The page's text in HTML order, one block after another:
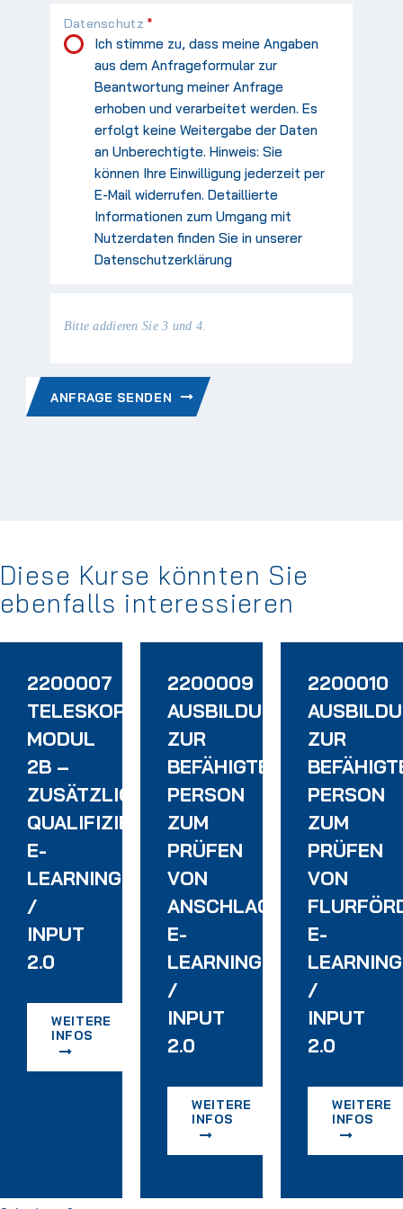
Pflichtfeld
Datenschutz *
Ich stimme zu, dass meine Angaben
aus dem Anfrageformular zur
Beantwortung meiner Anfrage
erhoben und verarbeitet werden. Es
erfolgt keine Weitergabe der Daten
an Unberechtigte. Hinweis: Sie
können Ihre Einwilligung jederzeit per
E-Mail widerrufen. Detaillierte
Informationen zum Umgang mit
Nutzerdaten finden Sie in unserer
Datenschutzerklärung
Bitte addieren Sie 3 und 4.
ANFRAGE SENDEN
Diese Kurse könnten Sie
ebenfalls interessieren
2200007
TELESKOPLADERFAHRERSCHULUNG
MODUL
2B –
ZUSÄTZLICHE
QUALIFIZIERUNG
E-
LEARNING
/
INPUT
2.0
WEITERE
INFOS
2200009
AUSBILDUNG
ZUR
BEFÄHIGTEN
PERSON
ZUM
PRÜFEN
VON
ANSCHLAGMITTELN
E-
LEARNING
/
INPUT
2.0
WEITERE
INFOS
2200010
ZUR
PERSON
ZUM
PRÜFEN
VON
E-
LEARNING
/
INPUT
2.0
WEITERE
INFOS